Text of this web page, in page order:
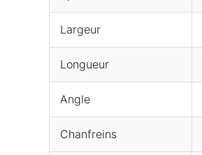
Largeur
Longueur
Angle
Chanfreins